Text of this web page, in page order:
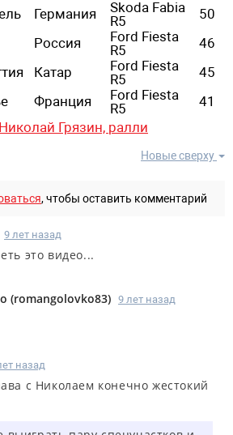
Германия
Skoda Fabia
R5
50
Россия
Ford Fiesta
R5
46
Катар
Ford Fiesta
R5
45
Франция
Ford Fiesta
R5
41
Николай Грязин, ралли
Новые сверху
, чтобы оставить комментарий
9 лет назад
это видео...
(romangolovko83) 9 лет назад
назад
с Николаем конечно жестокий